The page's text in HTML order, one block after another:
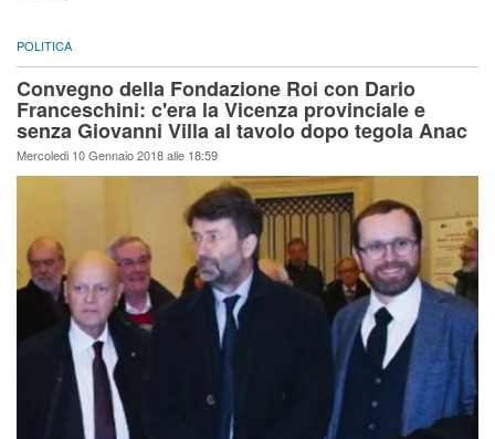
POLITICA
Convegno della Fondazione Roi con Dario
Franceschini: c'era la Vicenza provinciale e
senza Giovanni Villa al tavolo dopo tegola Anac
Mercoledi 10 Gennaio 2018 alle 18:59